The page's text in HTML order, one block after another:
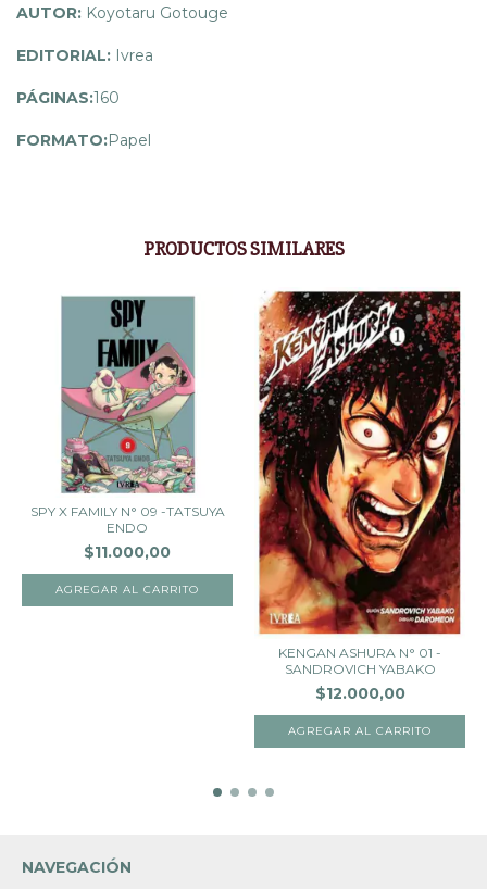
AUTOR: Koyotaru Gotouge
EDITORIAL: Ivrea
PÁGINAS:160
FORMATO:Papel
PRODUCTOS SIMILARES
SPY X FAMILY N° 09 -TATSUYA
ENDO
$11.000,00
KENGAN ASHURA N° 01 -
SANDROVICH YABAKO
$12.000,00
NAVEGACIÓN